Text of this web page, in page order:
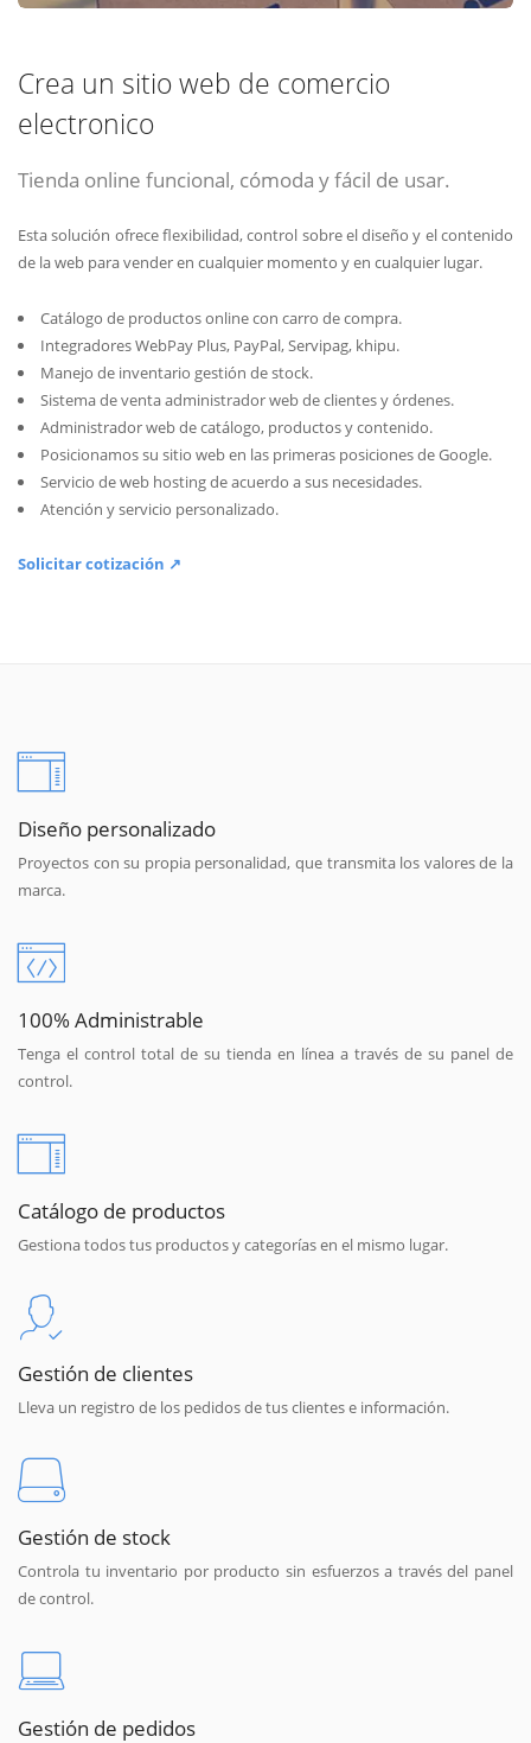
Crea un sitio web de comercio
electronico
Tienda online funcional, cómoda y fácil de usar.
Esta solución ofrece flexibilidad, control sobre el diseño y el contenido
de la web para vender en cualquier momento y en cualquier lugar.
Catálogo de productos online con carro de compra.
Integradores WebPay Plus, PayPal, Servipag, khipu.
Manejo de inventario gestión de stock.
Sistema de venta administrador web de clientes y órdenes.
Administrador web de catálogo, productos y contenido.
Posicionamos su sitio web en las primeras posiciones de Google.
Servicio de web hosting de acuerdo a sus necesidades.
Atención y servicio personalizado.
Solicitar cotización ↗
Diseño personalizado
Proyectos con su propia personalidad, que transmita los valores de la
marca.
100% Administrable
Tenga el control total de su tienda en línea a través de su panel de
control.
Catálogo de productos
Gestiona todos tus productos y categorías en el mismo lugar.
Gestión de clientes
Lleva un registro de los pedidos de tus clientes e información.
Gestión de stock
Controla tu inventario por producto sin esfuerzos a través del panel
de control.
Gestión de pedidos